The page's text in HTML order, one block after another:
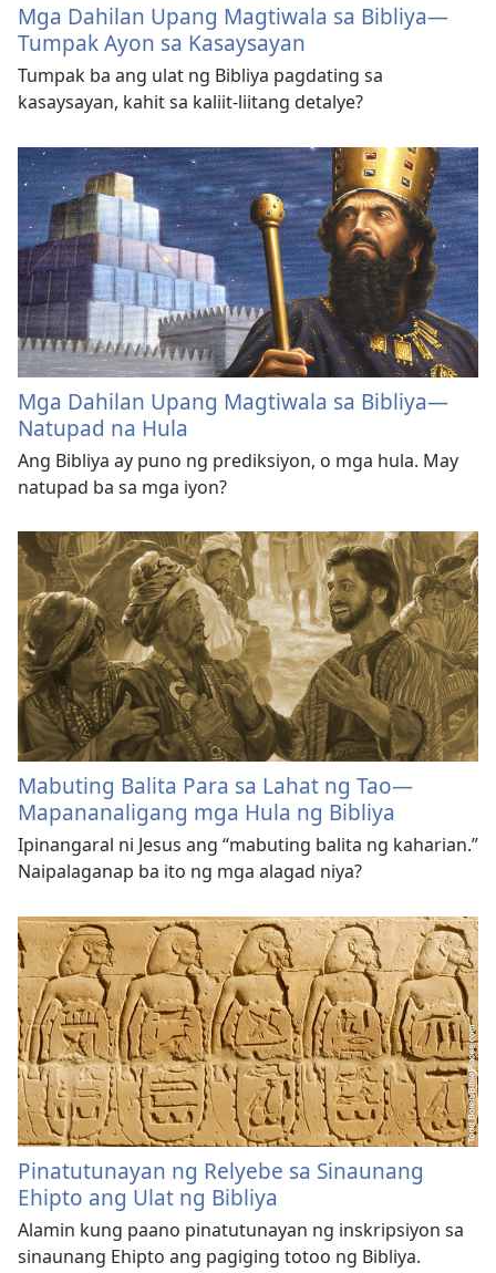
Mga Dahilan Upang Magtiwala sa Bibliya—
Tumpak Ayon sa Kasaysayan
Tumpak ba ang ulat ng Bibliya pagdating sa
kasaysayan, kahit sa kaliit-liitang detalye?
Mga Dahilan Upang Magtiwala sa Bibliya—
Natupad na Hula
Ang Bibliya ay puno ng prediksiyon, o mga hula. May
natupad ba sa mga iyon?
Mabuting Balita Para sa Lahat ng Tao—
Mapananaligang mga Hula ng Bibliya
Ipinangaral ni Jesus ang “mabuting balita ng kaharian.”
Naipalaganap ba ito ng mga alagad niya?
Pinatutunayan ng Relyebe sa Sinaunang
Ehipto ang Ulat ng Bibliya
Alamin kung paano pinatutunayan ng inskripsiyon sa
sinaunang Ehipto ang pagiging totoo ng Bibliya.